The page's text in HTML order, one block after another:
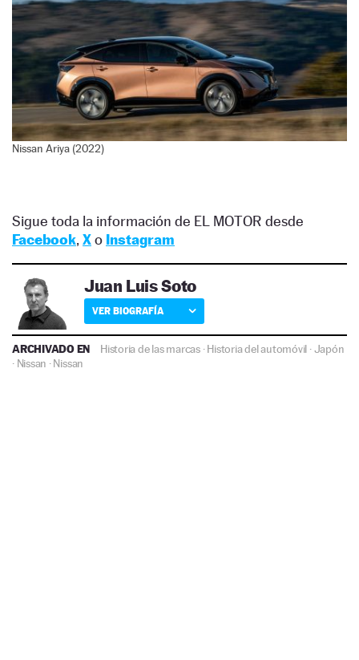
Nissan Ariya (2022)
Sigue toda la información de EL MOTOR desde
Facebook, Xo Instagram
Juan Luis Soto
VER BIOGRAFÍA
ARCHIVADO EN Historia de las marcas·Historia del automóvil ·Japón
· Nissan ·Nissan